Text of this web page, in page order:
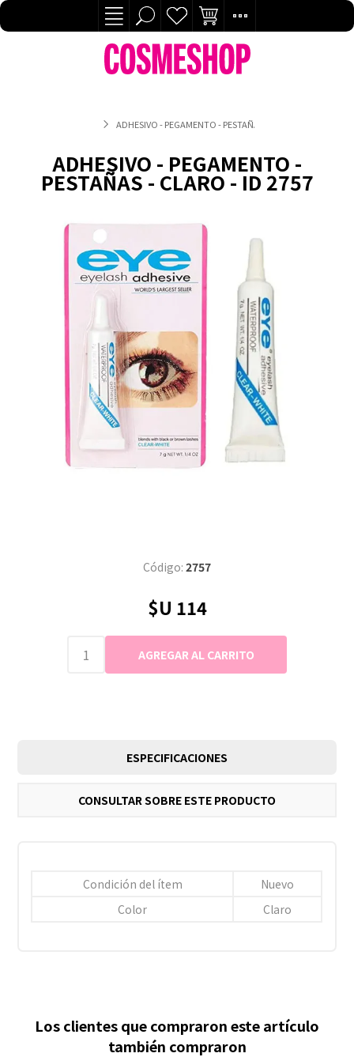
ADHESIVO - PEGAMENTO - PESTAÑAS - CLARO - ID 2757
ADHESIVO - PEGAMENTO -
PESTAÑAS - CLARO - ID 2757
Código: 2757
$U 114
ESPECIFICACIONES
CONSULTAR SOBRE ESTE PRODUCTO
Condición del ítem
Nuevo
Color
Claro
Los clientes que compraron este artículo
también compraron